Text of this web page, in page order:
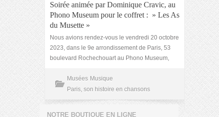
Soirée animée par Dominique Cravic, au
Phono Museum pour le coffret : » Les As
du Musette »
Nous avions rendez-vous le vendredi 20 octobre
2023, dans le 9e arrondissement de Paris, 53
boulevard Rochechouart au Phono Museum,
Musées Musique
Paris, son histoire en chansons
NOTRE BOUTIQUE EN LIGNE